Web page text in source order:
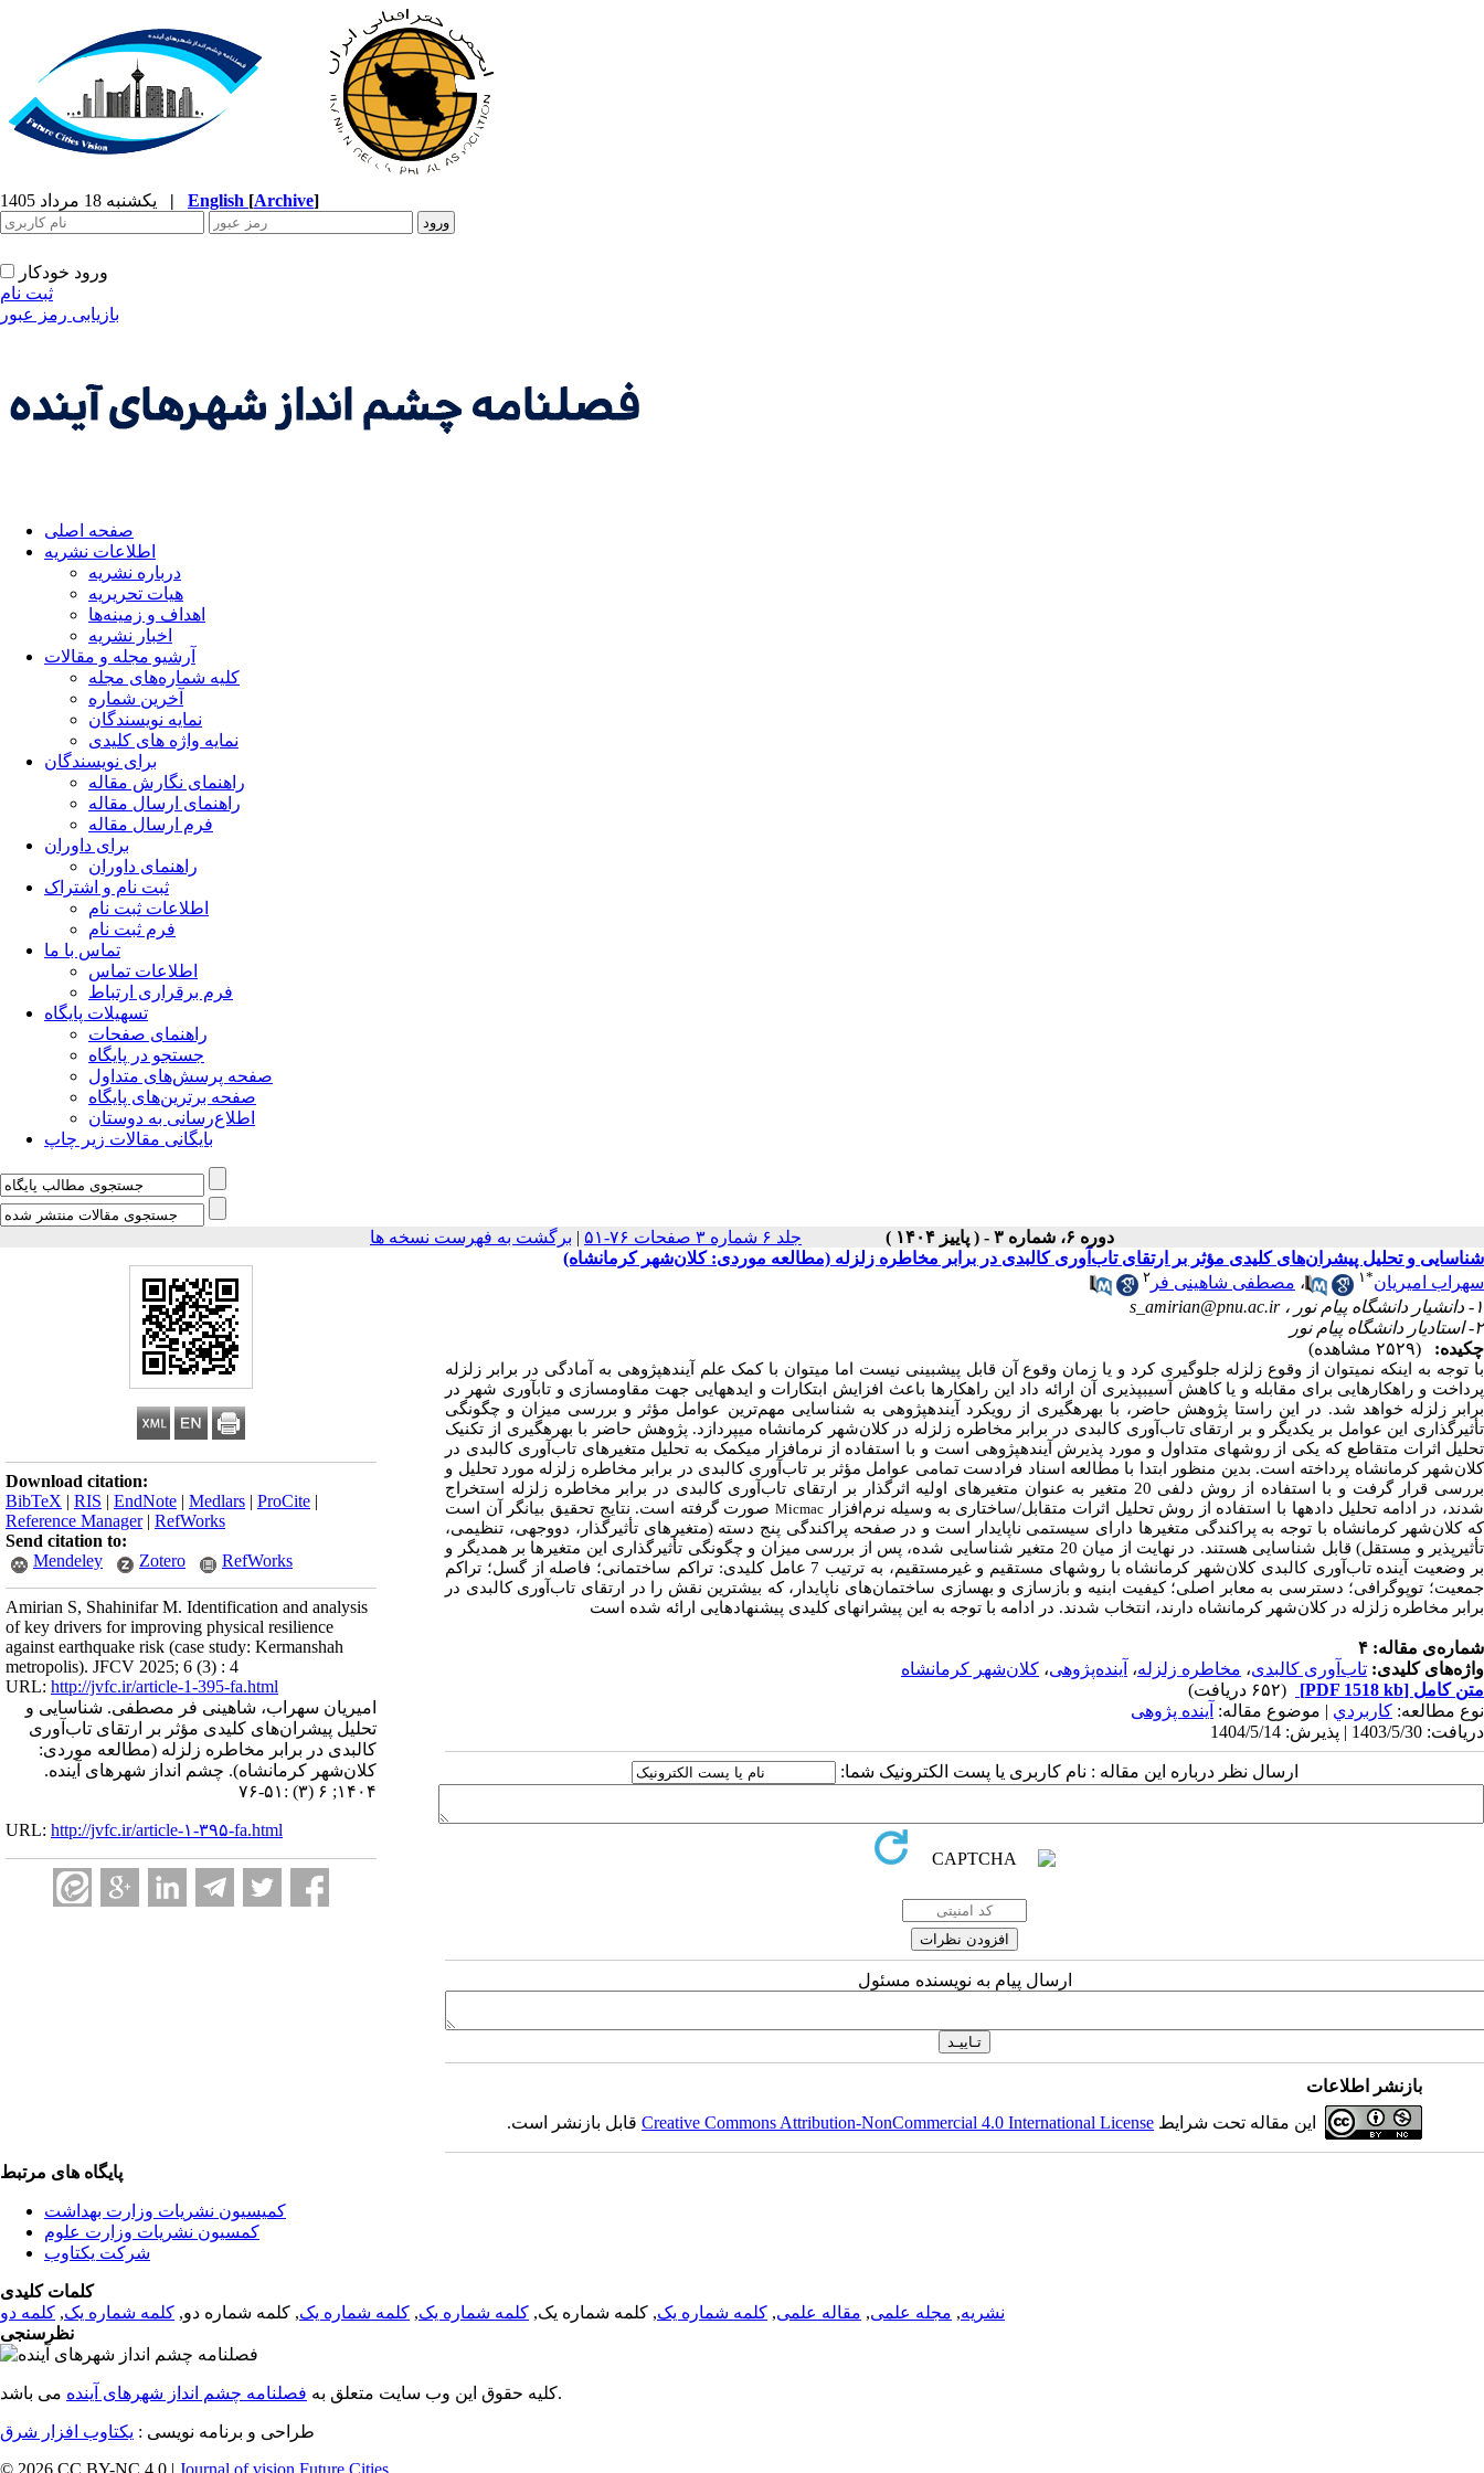
| English [Archive]
ورود خودکار
ثبت نام
بازیابی رمز عبور
صفحه اصلی
اطلاعات نشریه
درباره نشریه
هیات تحریریه
اهداف و زمینه‌ها
اخبار نشریه
آرشیو مجله و مقالات
کلیه شماره‌های مجله
آخرین شماره
نمایه نویسندگان
نمایه واژه های کلیدی
برای نویسندگان
راهنمای نگارش مقاله
راهنمای ارسال مقاله
فرم ارسال مقاله
برای داوران
راهنمای داوران
ثبت نام و اشتراک
اطلاعات ثبت نام
فرم ثبت نام
تماس با ما
اطلاعات تماس
فرم برقراری ارتباط
تسهیلات پایگاه
راهنمای صفحات
جستجو در پایگاه
صفحه پرسش‌های متداول
صفحه برترین‌های پایگاه
اطلاع‌رسانی به دوستان
بایگانی مقالات زیر چاپ
دوره ۶، شماره ۳ - ( پاییز ۱۴۰۴ ) جلد ۶ شماره ۳ صفحات ۷۶-۵۱ | برگشت به فهرست نسخه ها
Download citation:
BibTeX | RIS | EndNote | Medlars | ProCite |
Reference Manager| RefWorks
Send citation to:
Mendeley
Zotero RefWorks
Amirian S, Shahinifar M. Identification and analysis
of key drivers for improving physical resilience
against earthquake risk (case study: Kermanshah
metropolis). JFCV 2025; 6 (3) : 4
URL: http://jvfc.ir/article-1-395-fa.html
امیریان سهراب، شاهینی فر مصطفی. شناسایی و
تحلیل پیشران‌های کلیدی مؤثر بر ارتقای تاب‌آوری
کالبدی در برابر مخاطره زلزله (مطالعه موردی:
کلان‌شهر کرمانشاه). چشم انداز شهرهای آینده.
۱۴۰۴; ۶ (۳) :۵۱-۷۶
URL: http://jvfc.ir/article-۱-۳۹۵-fa.html
شناسایی و تحلیل پیشران‌های کلیدی مؤثر بر ارتقای تاب‌آوری کالبدی در برابر مخاطره زلزله (مطالعه موردی: کلان‌شهر کرمانشاه)
سهراب امیریان*۱ ، مصطفی شاهینی فر ۲
۱- دانشیار دانشگاه پیام نور ،
s_amirian@pnu.ac.ir
۲- استادیار دانشگاه پیام نور
چکیده:
(۲۵۲۹ مشاهده)
با توجه به اینکه نمی­توان از وقوع زلزله جلوگیری کرد و یا زمان وقوع آن قابل پیش­بینی نیست اما می­توان با کمک علم آینده­پژوهی ­به آمادگی در برابر زلزله
پرداخت و راهکار­هایی برای مقابله و یا کاهش آسیب­پذیری آن ارائه داد این راهکار­ها باعث افزایش ابتکارات و ایده­هایی جهت مقاوم­سازی و تاب­آ­وری شهر در
برابر زلزله خواهد شد. در
این راستا پژوهش حاضر، با بهره­گیری از رویکرد آینده­پژوهی به شناسایی مهم‌ترین عوامل مؤثر و بررسی میزان و چگونگی
تأثیرگذاری
این عوامل بر یکدیگر و بر ارتقای تاب‌آوری کالبدی در برابر مخاطره زلزله در کلان‌شهر کرمانشاه می­پردازد. پژوهش حاضر با بهره­گیری
از تکنیک
تحلیل اثرات متقاطع که یکی از روش­های متداول و مورد پذیرش آینده­پژوهی است و با استفاده از نرم­افزار میک­مک به تحلیل متغیرهای تاب‌آوری کالبدی در
کلان‌شهر کرمانشاه پرداخته است. بدین منظور ابتدا با مطالعه اسناد فرادست تمامی عوامل مؤثر بر تاب‌آوری کالبدی در برابر مخاطره زلزله مورد تحلیل و
بررسی قرار گرفت و با استفاده از روش دلفی 20 متغیر به عنوان متغیرهای اولیه اثرگذار بر ارتقای تاب‌آوری کالبدی در برابر مخاطره زلزله استخراج
شدند، در ادامه تحلیل داده­ها با استفاده از روش تحلیل اثرات متقابل/ساختاری به وسیله نرم‌افزار Micmac صورت گرفته است. نتایج تحقیق بیانگر آن است
که کلان‌شهر کرمانشاه با توجه به پراکندگی متغیرها دارای سیستمی ناپایدار است و در صفحه پراکندگی پنج دسته (متغیرهای تأثیرگذار، دووجهی، تنظیمی،
تأثیرپذیر و مستقل) قابل شناسایی
هستند. در نهایت از میان 20 متغیر شناسایی شده، پس از بررسی میزان و چگونگی تأثیرگذاری این متغیرها بر هم­دیگر و
بر وضعیت آینده تاب‌آوری کالبدی کلان‌شهر کرمانشاه با روش­های مستقیم و غیرمستقیم، به ترتیب 7 عامل کلیدی: تراکم ساختمانی؛ فاصله از گسل؛ تراکم
جمعیت؛ توپوگرافی؛ دسترسی به معابر اصلی؛ کیفیت ابنیه و بازسازی و بهسازی ساختمان‌های ناپایدار، که بیشترین نقش را در ارتقای تاب‌آوری کالبدی در
برابر مخاطره زلزله در کلان‌شهر کرمانشاه دارند، انتخاب شدند. در ادامه با توجه به این پیشران­های کلیدی پیشنهادهایی ارائه شده است
شماره‌ی مقاله: ۴
واژه‌های کلیدی: تاب‌آوری کالبدی، مخاطره زلزله، آینده‌پژوهی، کلان‌شهر کرمانشاه
متن کامل [PDF 1518 kb]
(۶۵۲ دریافت)
نوع مطالعه: كاربردي | موضوع مقاله: آینده پژوهی
دریافت: 1403/5/30 | پذیرش: 1404/5/14
ارسال نظر درباره این مقاله : نام کاربری یا پست الکترونیک شما:
ارسال پیام به نویسنده مسئول
بازنشر اطلاعات
این مقاله تحت شرایط Creative Commons Attribution-NonCommercial 4.0 International Licenseقابل بازنشر است.
پایگاه های مرتبط
کمیسیون نشریات وزارت بهداشت
کمسیون نشریات وزارت علوم
شرکت یکتاوب
کلمات کلیدی
نشریه, مجله علمی, مقاله علمی, کلمه شماره یک, کلمه شماره یک, کلمه شماره یک, کلمه شماره یک, کلمه شماره دو, کلمه شماره یک, کلمه دو
نظرسنجی
کلیه حقوق این وب سایت متعلق به فصلنامه چشم انداز شهرهای آینده می باشد.
طراحی و برنامه نویسی : یکتاوب افزار شرق
© 2026 CC BY-NC 4.0 | Journal of vision Future Cities